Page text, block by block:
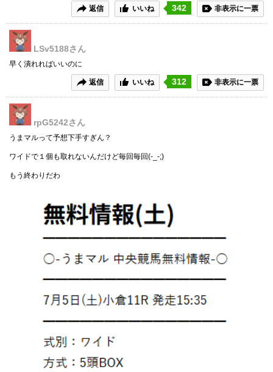
返信 いいね 342 非表示に一票
LSv5188さん
早く潰れればいいのに
返信 いいね 312 非表示に一票
rpG5242さん
うまマルって予想下手すぎん？
ワイドで１個も取れないんだけど毎回毎回(-_-;)
もう終わりだわ